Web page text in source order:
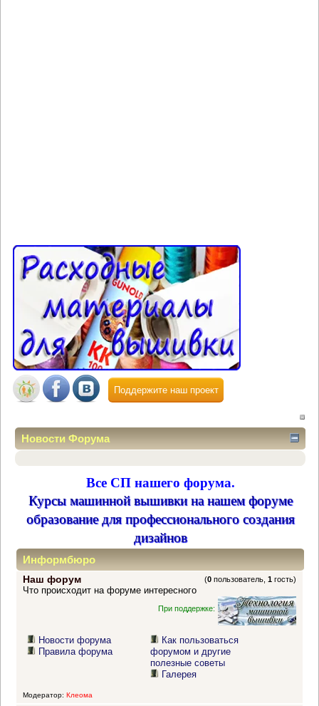
Поддержите наш проект
Новости Форума
Все СП нашего форума.
Курсы машинной вышивки на нашем форуме
образование для профессионального создания
дизайнов
Информбюро
Наш форум (0 пользователь,1 гость)
Что происходит на форуме интересного
При поддержке:
Новости форума
Правила форума
Как пользоваться
форумом и другие
полезные советы
Галерея
Модератор: Клеома